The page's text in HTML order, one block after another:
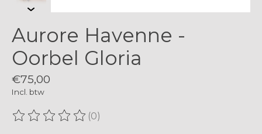
Aurore Havenne -
Oorbel Gloria
€75,00
Incl. btw
De beoordeling van dit product is
(0)